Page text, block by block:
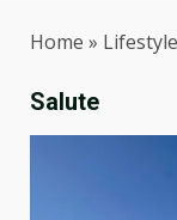
Home » Lifestyle
Salute